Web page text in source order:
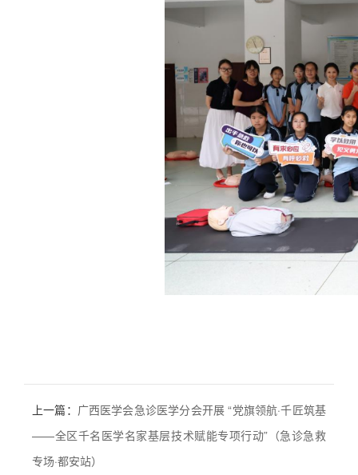
上一篇： 广西医学会急诊医学分会开展 “党旗领航·千匠筑基
——全区千名医学名家基层技术赋能专项行动”（急诊急救
专场·都安站）